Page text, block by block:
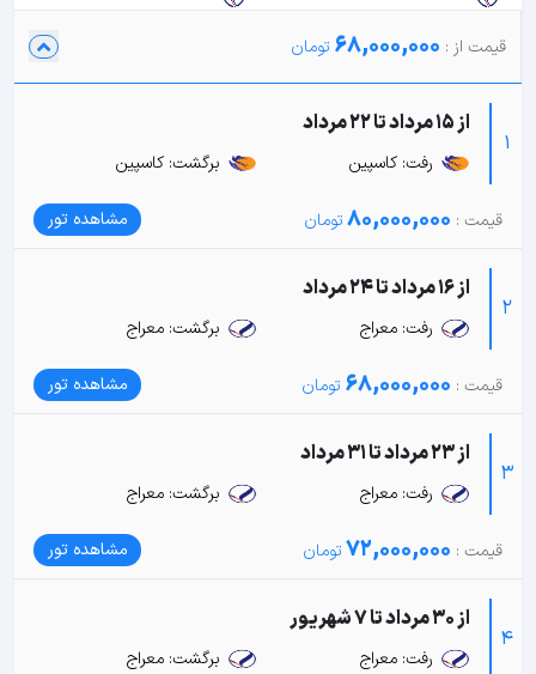
68,000,000
1
از 15 مرداد تا 22 مرداد
رفت: کاسپین برگشت: کاسپین
80,000,000 مشاهده تور
2
از 16 مرداد تا 24 مرداد
رفت: معراج برگشت: معراج
68,000,000 مشاهده تور
3
از 23 مرداد تا 31 مرداد
رفت: معراج برگشت: معراج
72,000,000 مشاهده تور
4
از 30 مرداد تا 7 شهریور
رفت: معراج برگشت: معراج